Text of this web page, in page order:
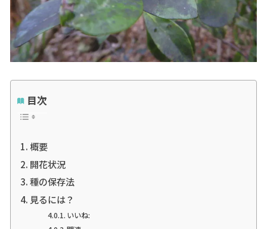
目次
概要
開花状況
種の保存法
見るには？
いいね: